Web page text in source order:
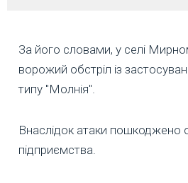
За його словами, у селі
ворожий обстріл із
типу "Молнія".
Внаслідок атаки пошкоджено
підприємства.